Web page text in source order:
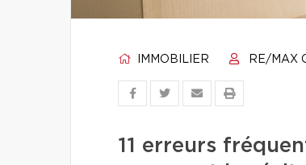
IMMOBILIER RE/MAX
11 erreurs